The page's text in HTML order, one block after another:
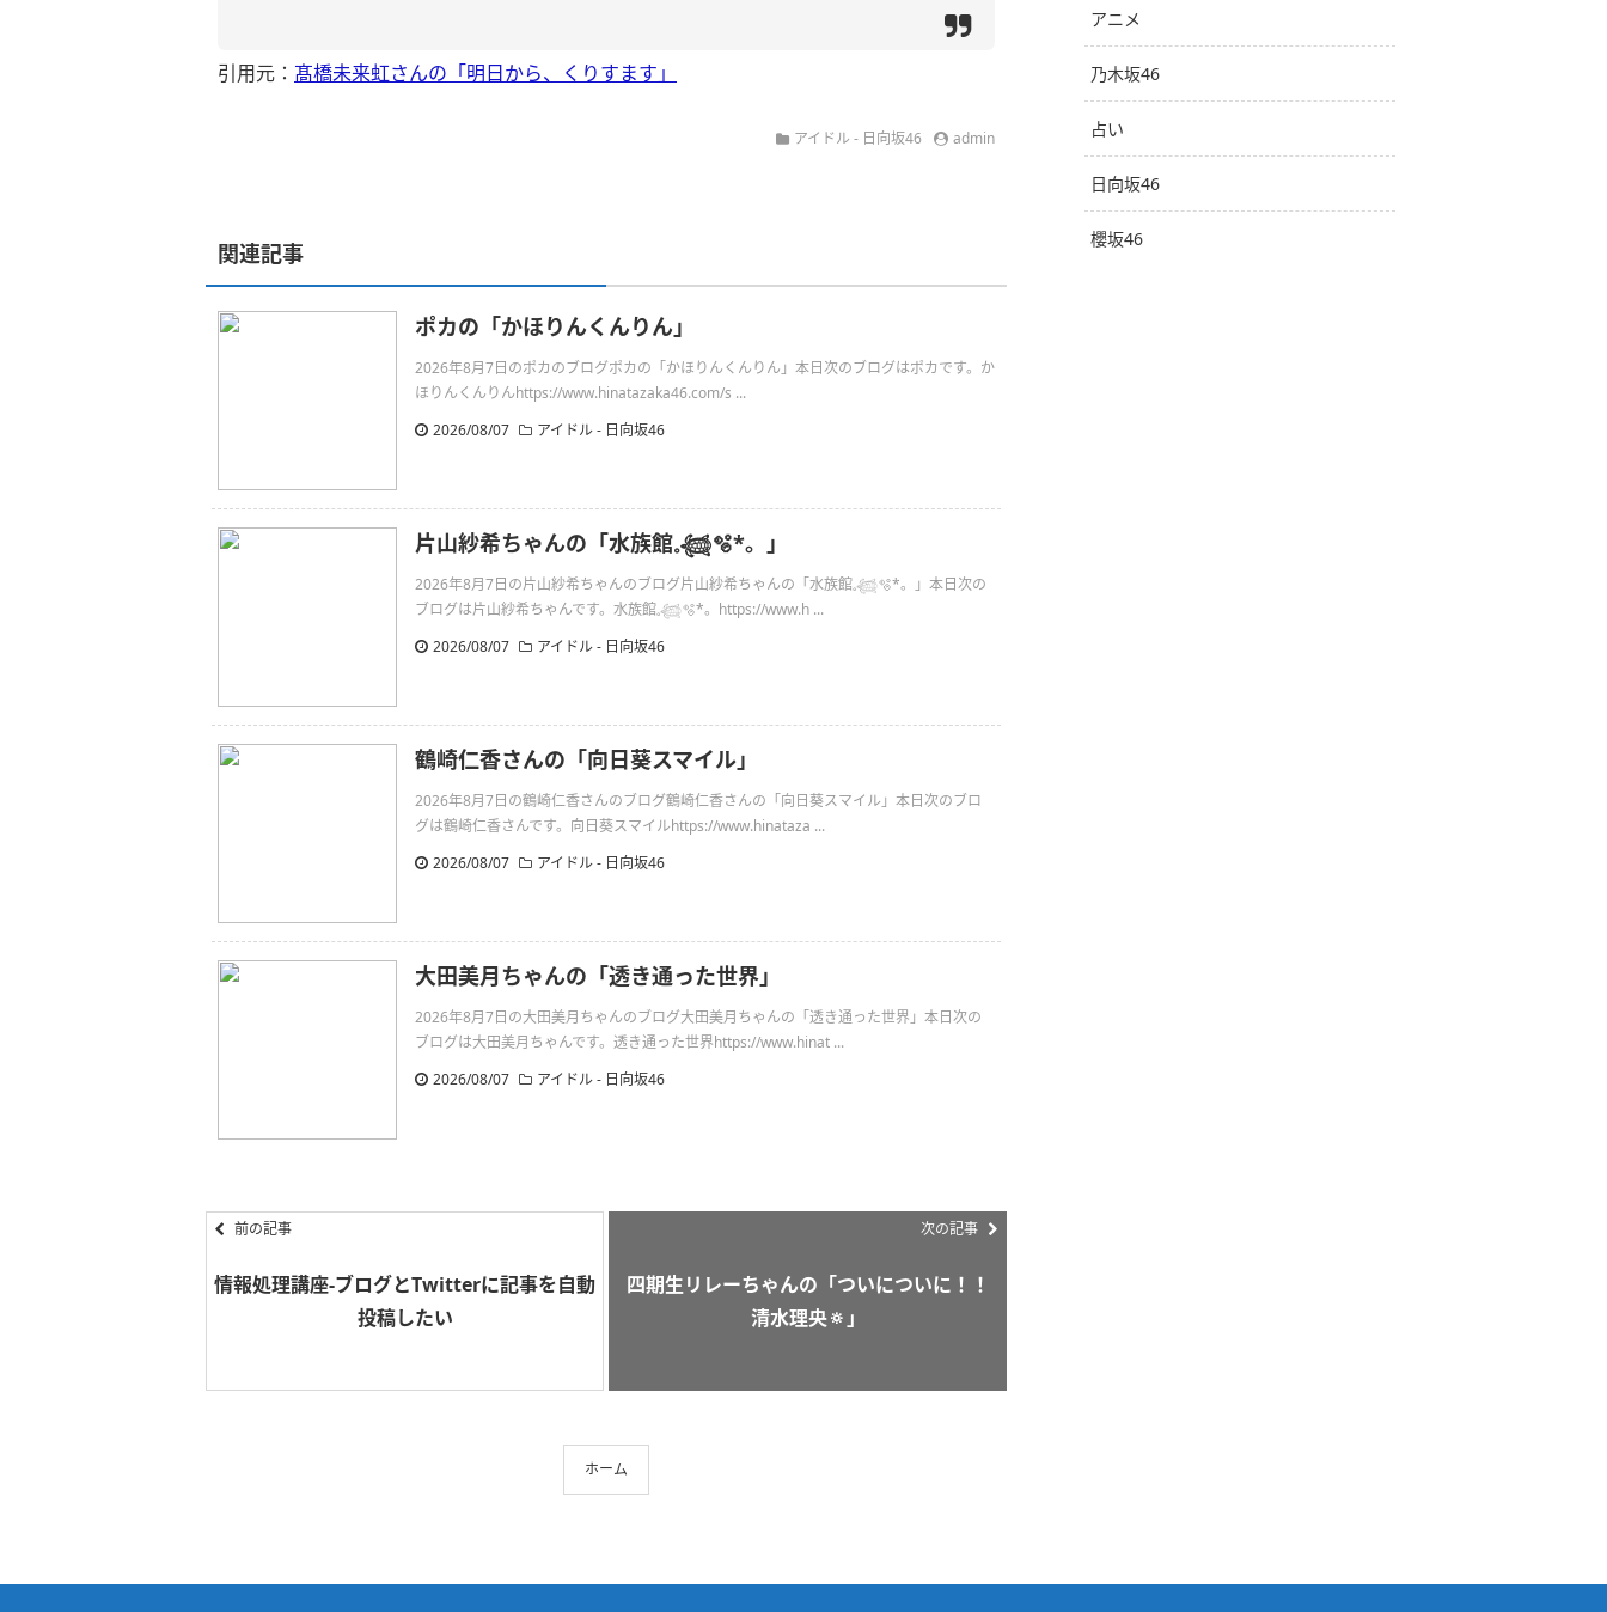
引用元： 髙橋未来虹さんの「明日から、くりすます」
アイドル - 日向坂46 admin
関連記事
ポカの「かほりんくんりん」
2026年8月7日のポカのブログポカの「かほりんくんりん」本日次のブログはポカです。か
ほりんくんりんhttps://www.hinatazaka46.com/s ...
2026/08/07
アイドル - 日向坂46
片山紗希ちゃんの「水族館𓈒𓆉🫧‪*。」
2026年8月7日の片山紗希ちゃんのブログ片山紗希ちゃんの「水族館𓈒𓆉🫧‪*。」本日次の
ブログは片山紗希ちゃんです。水族館𓈒𓆉🫧‪*。https://www.h ...
2026/08/07
アイドル - 日向坂46
鶴崎仁香さんの「向日葵スマイル」
2026年8月7日の鶴崎仁香さんのブログ鶴崎仁香さんの「向日葵スマイル」本日次のブロ
グは鶴崎仁香さんです。向日葵スマイルhttps://www.hinataza ...
2026/08/07
アイドル - 日向坂46
大田美月ちゃんの「透き通った世界」
2026年8月7日の大田美月ちゃんのブログ大田美月ちゃんの「透き通った世界」本日次の
ブログは大田美月ちゃんです。透き通った世界https://www.hinat ...
2026/08/07
アイドル - 日向坂46
前の記事
情報処理講座-ブログとTwitterに記事を自動
投稿したい
次の記事
四期生リレーちゃんの「ついについに！！
清水理央🔅」
ホーム
アニメ
乃木坂46
占い
日向坂46
櫻坂46